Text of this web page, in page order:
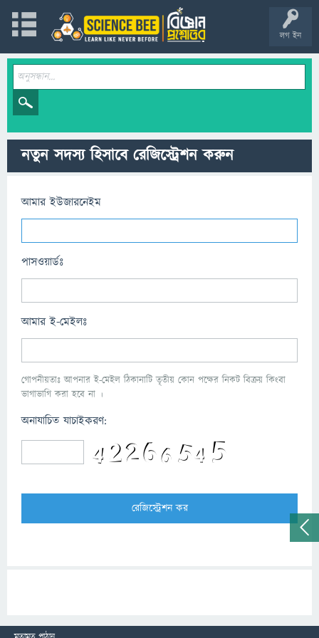
লগ ইন
নতুন সদস্য হিসাবে রেজিস্ট্রেশন করুন
আমার ইউজারনেইম
পাসওয়ার্ডঃ
আমার ই-মেইলঃ
গোপনীয়তাঃ আপনার ই-মেইল ঠিকানাটি তৃতীয় কোন পক্ষের নিকট বিক্রয় কিংবা
ভাগাভাগি করা হবে না ।
অনাযাচিত যাচাইকরণ: